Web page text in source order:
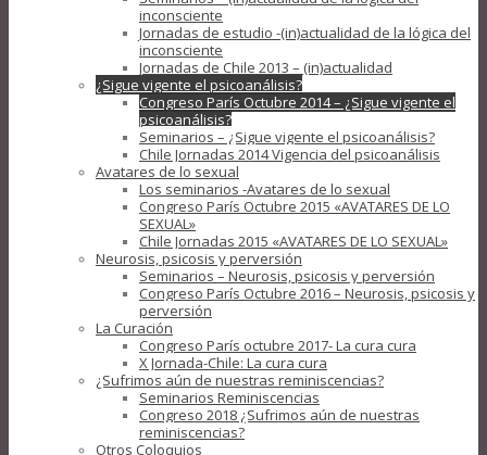
inconsciente
Jornadas de estudio -(in)actualidad de la lógica del
inconsciente
Jornadas de Chile 2013 – (in)actualidad
¿Sigue vigente el psicoanálisis?
Congreso París Octubre 2014 – ¿Sigue vigente el
psicoanálisis?
Seminarios – ¿Sigue vigente el psicoanálisis?
Chile Jornadas 2014 Vigencia del psicoanálisis
Avatares de lo sexual
Los seminarios -Avatares de lo sexual
Congreso París Octubre 2015 «AVATARES DE LO
SEXUAL»
Chile Jornadas 2015 «AVATARES DE LO SEXUAL»
Neurosis, psicosis y perversión
Seminarios – Neurosis, psicosis y perversión
Congreso París Octubre 2016 – Neurosis, psicosis y
perversión
La Curación
Congreso París octubre 2017- La cura cura
X Jornada-Chile: La cura cura
¿Sufrimos aún de nuestras reminiscencias?
Seminarios Reminiscencias
Congreso 2018 ¿Sufrimos aún de nuestras
reminiscencias?
Otros Coloquios